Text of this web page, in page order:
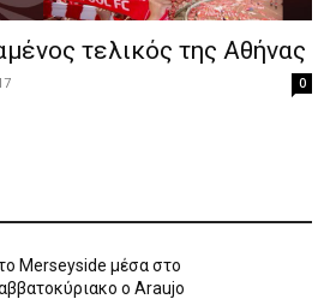
τελικός της Αθήνας
0
Merseyside μέσα στο
ο Araujo